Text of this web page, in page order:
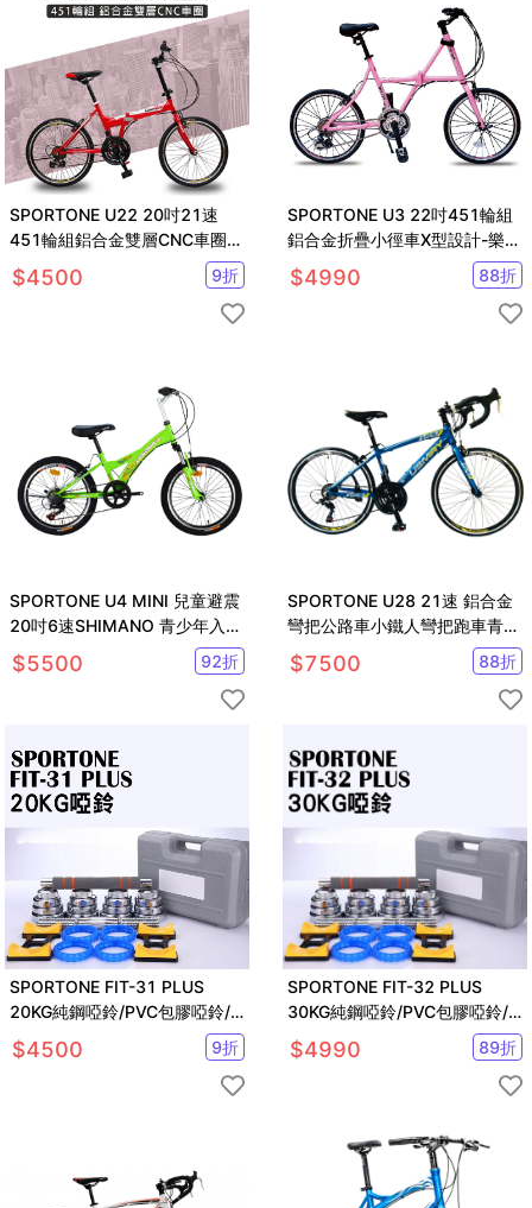
SPORTONE U22 20吋21速
451輪組鋁合金雙層CNC車圈折
疊車鋁合金快拆通勤車
$4500 9折
SPORTONE U3 22吋451輪組
鋁合金折疊小徑車X型設計-樂桃
粉女孩專屬經典跑車
$4990 88折
SPORTONE U4 MINI 兒童避震
20吋6速SHIMANO 青少年入門
登山車山地車
$5500 92折
SPORTONE U28 21速 鋁合金
彎把公路車小鐵人彎把跑車青少
年入門專屬公路車推薦款
$7500 88折
SPORTONE FIT-31 PLUS
20KG純鋼啞鈴/PVC包膠啞鈴/
調節啞鈴/智慧啞鈴/啞鈴
$4500 9折
SPORTONE FIT-32 PLUS
30KG純鋼啞鈴/PVC包膠啞鈴/
調節啞鈴/智慧啞鈴/啞鈴
$4990 89折